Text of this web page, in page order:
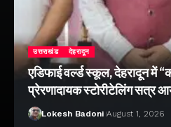
उत्तराखंड देहरादून
एडिफाई वर्ल्ड स्कूल, देहरादून में
प्रेरणादायक स्टोरीटेलिंग सत्र
Lokesh Badoni August 1, 2026